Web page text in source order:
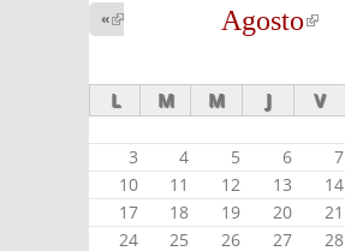
Agosto
«
external)
L M M J V
3
4 5 6 7
10
11 12 13 14
17
18 19 20 21
24
25 26 27 28